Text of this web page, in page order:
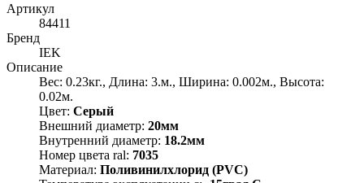
Артикул
84411
Бренд
IEK
Описание
Вес: 0.23кг., Длина: 3.м., Ширина: 0.002м., Высота:
0.02м.
Цвет: Серый
Внешний диаметр: 20мм
Внутренний диаметр: 18.2мм
Номер цвета ral: 7035
Материал: Поливинилхлорид (PVC)